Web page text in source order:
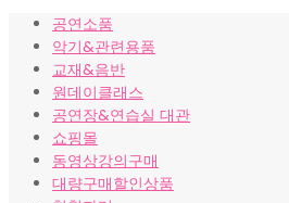
격:
₩10,000.₩8,000.
공연소품
악기&관련용품
교재&음반
원데이클래스
공연장&연습실 대관
쇼핑몰
동영상강의구매
대량구매할인상품